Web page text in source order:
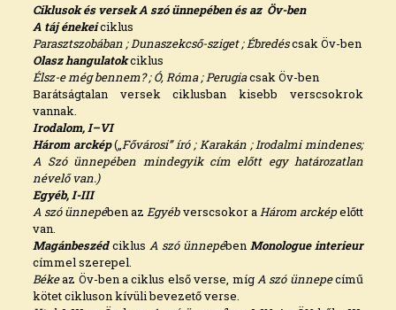
Ciklusok és versek A szó ünnepében és az Öv-ben
A táj énekeiciklus
Parasztszobában ; Dunaszekcső-sziget ; Ébredéscsak Öv-ben
Olasz hangulatokciklus
Élsz-e még bennem? ; Ó, Róma ; Perugiacsak Öv-ben
Barátságtalan versek ciklusban kisebb verscsokrok
vannak.
Irodalom, I–VI
Három arckép(„Fővárosi” író ; Karakán ; Irodalmi mindenes;
A Szó ünnepében mindegyik cím előtt egy határozatlan
névelő van.)
Egyéb, I-III
A szó ünnepében az Egyébverscsokor aHárom arcképelőtt
van.
Magánbeszédciklus A szó ünnepébenMonologue interieur
címmel szerepel.
Békeaz Öv-ben a ciklus első verse, mígA szó ünnepecímű
kötet cikluson kívüli bevezető verse.